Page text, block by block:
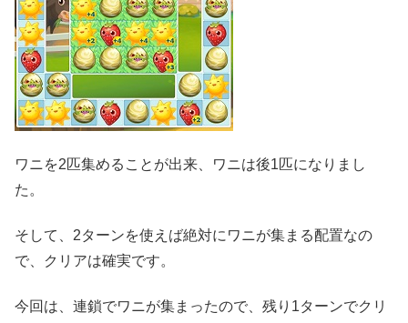
ワニを2匹集めることが出来、ワニは後1匹になりまし
た。
そして、2ターンを使えば絶対にワニが集まる配置なの
で、クリアは確実です。
今回は、連鎖でワニが集まったので、残り1ターンでクリ